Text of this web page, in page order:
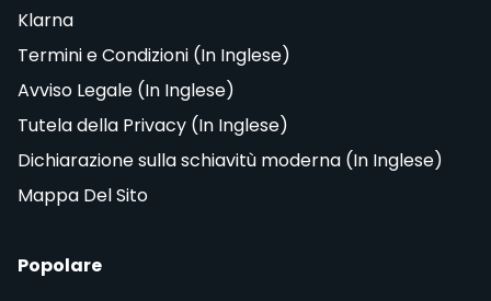
Klarna
Termini e Condizioni (In Inglese)
Avviso Legale (In Inglese)
Tutela della Privacy (In Inglese)
Dichiarazione sulla schiavitù moderna (In Inglese)
Mappa Del Sito
Popolare